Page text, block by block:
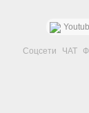
Соцсети ЧАТ